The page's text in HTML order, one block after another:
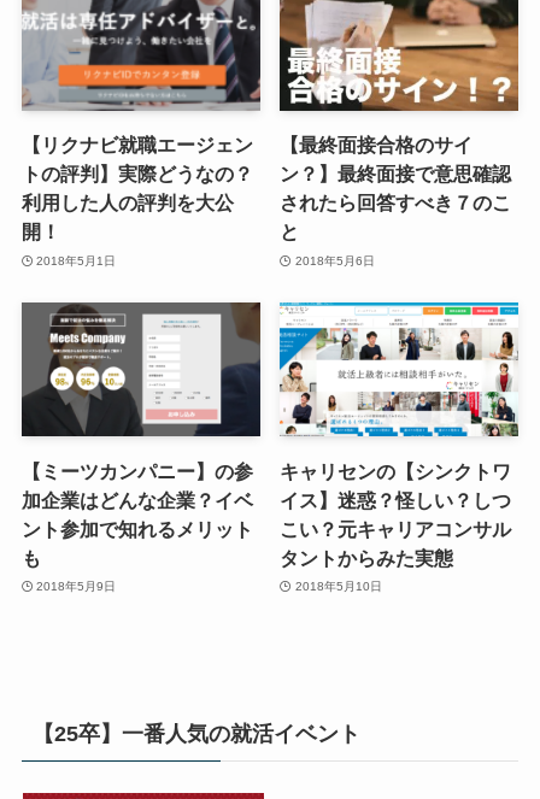
【リクナビ就職エージェン
トの評判】実際どうなの？
利用した人の評判を大公
開！
2018年5月1日
【最終面接合格のサイ
ン？】最終面接で意思確認
されたら回答すべき７のこ
と
2018年5月6日
【ミーツカンパニー】の参
加企業はどんな企業？イベ
ント参加で知れるメリット
も
2018年5月9日
キャリセンの【シンクトワ
イス】迷惑？怪しい？しつ
こい？元キャリアコンサル
タントからみた実態
2018年5月10日
【25卒】一番人気の就活イベント